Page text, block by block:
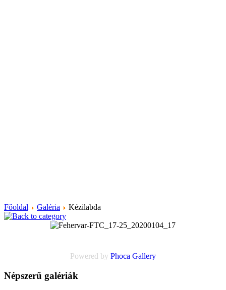
Főoldal Galéria Kézilabda
Powered by Phoca Gallery
Népszerű galériák